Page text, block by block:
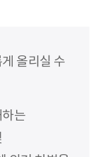
올리실 수
는